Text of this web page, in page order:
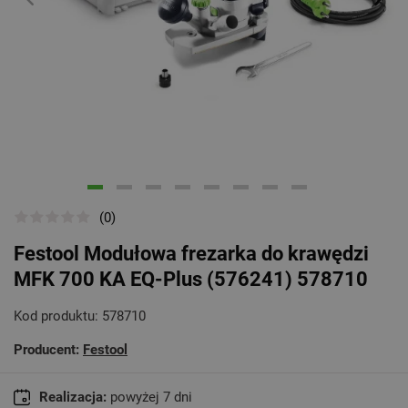
Festool Modułowa frezarka do krawędzi
MFK 700 KA EQ-Plus (576241) 578710
(0)
Poprzedni
Kod produktu: 578710
Producent: Festool
Realizacja: powyżej 7 dni